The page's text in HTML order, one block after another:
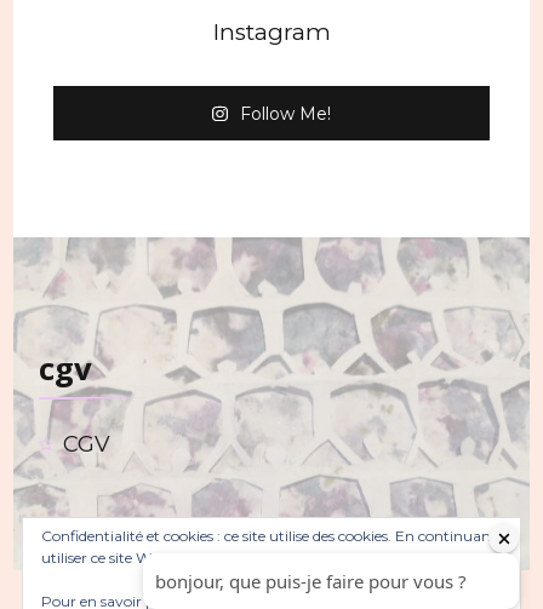
Instagram
Follow Me!
cgv
CGV
Confidentialité et cookies : ce site utilise des cookies. En continuant à
utiliser ce site Web, vous acceptez leur utilisation.
Pour en savoir plus, notamment sur la façon de contrôler les